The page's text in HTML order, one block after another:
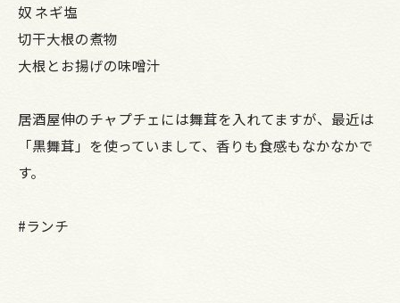
奴 ネギ塩
切干大根の煮物
大根とお揚げの味噌汁
居酒屋伸のチャプチェには舞茸を入れてますが、最近は
「黒舞茸」を使っていまして、香りも食感もなかなかで
す。
#ランチ